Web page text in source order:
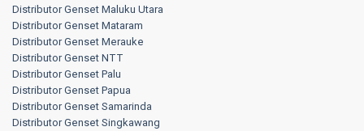
Distributor Genset Maluku Utara
Distributor Genset Mataram
Distributor Genset Merauke
Distributor Genset NTT
Distributor Genset Palu
Distributor Genset Papua
Distributor Genset Samarinda
Distributor Genset Singkawang